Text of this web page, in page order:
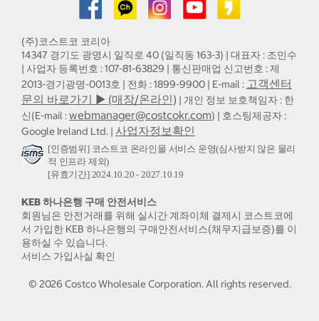
(주)코스트코 코리아
14347 경기도 광명시 일직로 40 (일직동 163-3) | 대표자 : 조민수
| 사업자 등록번호 : 107-81-63829 | 통신판매업 신고번호 : 제
2013-경기광명-0013호 | 전화 : 1899-9900 | E-mail : 고객센터
문의 바로가기 ▶ (매장/온라인) | 개인 정보 보호책임자 : 한
신(E-mail :webmanager@costcokr.com) | 호스팅제공자 :
Google Ireland Ltd. | 사업자정보확인
[인증범위] 코스트코 온라인몰 서비스 운영(심사받지 않은 물리
적 인프라 제외)
[유효기간] 2024.10.20 - 2027.10.19
KEB 하나은행 구매 안전서비스
회원님은 안전거래를 위해 실시간 계좌이체 결제시 코스트코에
서 가입한 KEB 하나은행의 구매안전서비스(채무지급보증)를 이
용하실 수 있습니다.
서비스 가입사실 확인
© 2026 Costco Wholesale Corporation.All rights reserved.